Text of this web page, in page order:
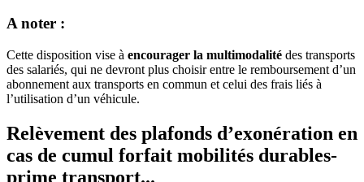
A noter :
Cette disposition vise à encourager la multimodalité des transports
des salariés, qui ne devront plus choisir entre le remboursement d’un
abonnement aux transports en commun et celui des frais liés à
l’utilisation d’un véhicule.
Relèvement des plafonds d’exonération en
cas de cumul forfait mobilités durables-
prime transport...